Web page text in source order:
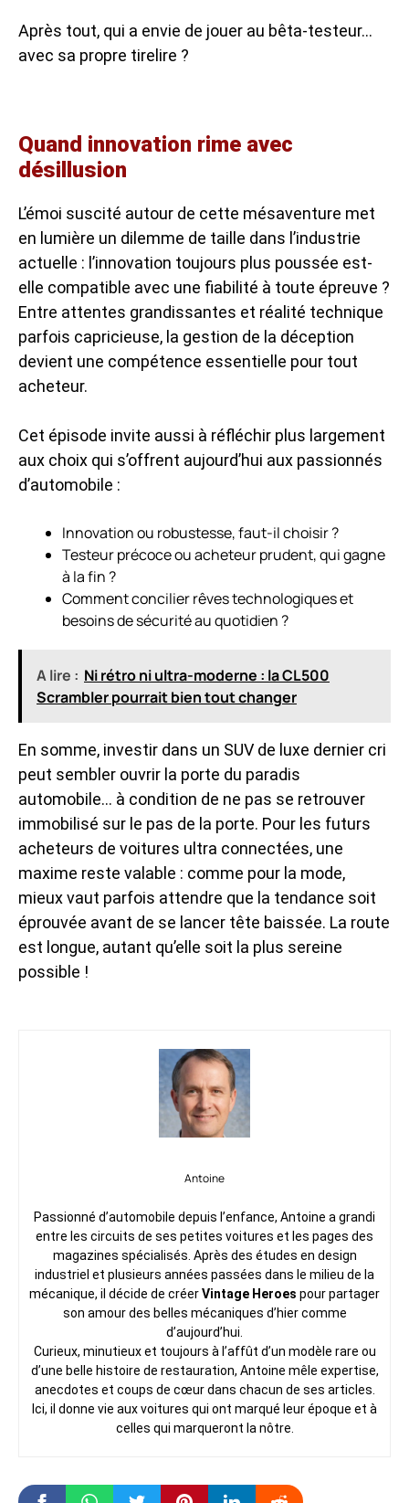
Après tout, qui a envie de jouer au bêta-testeur…
avec sa propre tirelire ?
Quand innovation rime avec
désillusion
L’émoi suscité autour de cette mésaventure met
en lumière un dilemme de taille dans l’industrie
actuelle : l’innovation toujours plus poussée est-
elle compatible avec une fiabilité à toute épreuve ?
Entre attentes grandissantes et réalité technique
parfois capricieuse, la gestion de la déception
devient une compétence essentielle pour tout
acheteur.
Cet épisode invite aussi à réfléchir plus largement
aux choix qui s’offrent aujourd’hui aux passionnés
d’automobile :
Innovation ou robustesse, faut-il choisir ?
Testeur précoce ou acheteur prudent, qui gagne
à la fin ?
Comment concilier rêves technologiques et
besoins de sécurité au quotidien ?
A lire : Ni rétro ni ultra-moderne : la CL500
Scrambler pourrait bien tout changer
En somme, investir dans un SUV de luxe dernier cri
peut sembler ouvrir la porte du paradis
automobile… à condition de ne pas se retrouver
immobilisé sur le pas de la porte. Pour les futurs
acheteurs de voitures ultra connectées, une
maxime reste valable : comme pour la mode,
mieux vaut parfois attendre que la tendance soit
éprouvée avant de se lancer tête baissée. La route
est longue, autant qu’elle soit la plus sereine
possible !
Antoine
Passionné d’automobile depuis l’enfance, Antoine a grandi
entre les circuits de ses petites voitures et les pages des
magazines spécialisés. Après des études en design
industriel et plusieurs années passées dans le milieu de la
mécanique, il décide de créerVintage Heroes pour partager
son amour des belles mécaniques d’hier comme
d’aujourd’hui.
Curieux, minutieux et toujours à l’affût d’un modèle rare ou
d’une belle histoire de restauration, Antoine mêle expertise,
anecdotes et coups de cœur dans chacun de ses articles.
Ici, il donne vie aux voitures qui ont marqué leur époque et à
celles qui marqueront la nôtre.